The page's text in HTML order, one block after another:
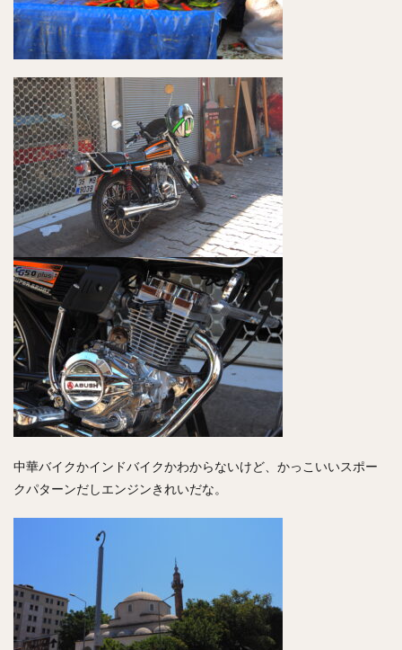
中華バイクかインドバイクかわからないけど、かっこいいスポー
クパターンだしエンジンきれいだな。